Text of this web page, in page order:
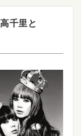
教育・医療
まとめ！
お問い合わせ
ライター
千里と